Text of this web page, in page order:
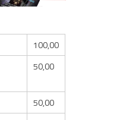
100,00
50,00
50,00